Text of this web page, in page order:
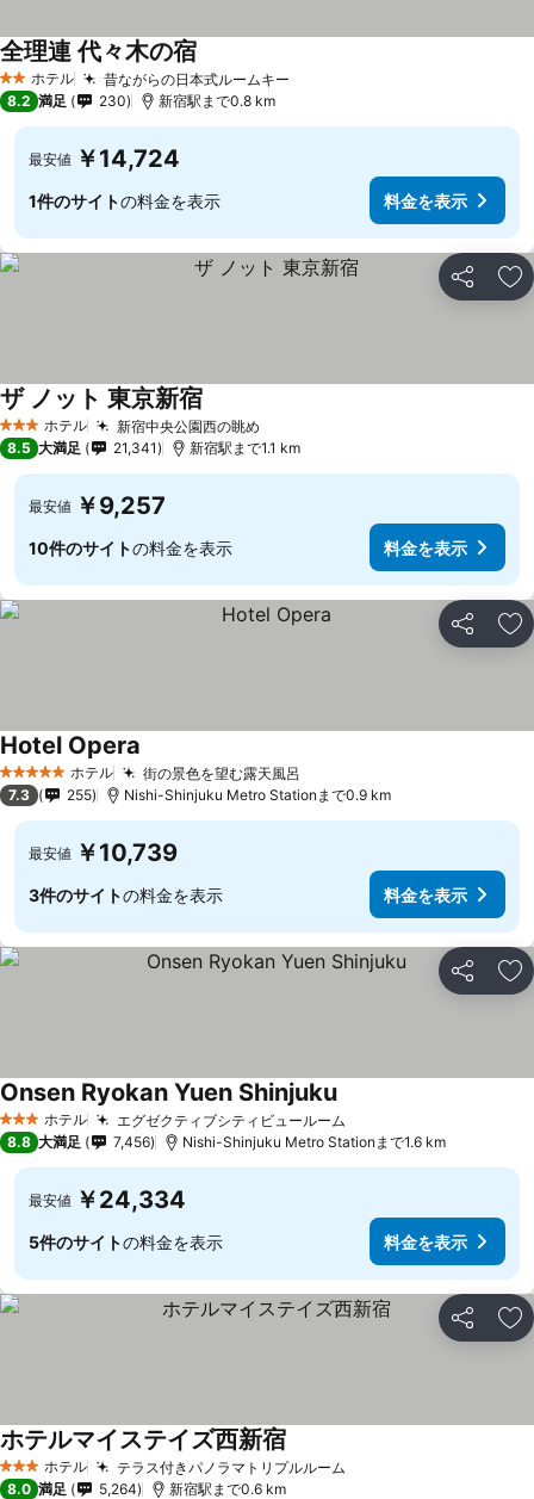
2 ホテルのランク
ホテル 昔ながらの日本式ルームキー
全理連 代々木の宿
8.2 満足 230 新宿駅まで0.8 km
最安値 ￥14,724
1件のサイトの料金を表示 料金を表示
シェア お
3 ホテルのランク
ホテル 新宿中央公園西の眺め
ザ ノット 東京新宿
8.5 大満足 21,341 新宿駅まで1.1 km
最安値 ￥9,257
10件のサイトの料金を表示 料金を表示
シェア お
5 ホテルのランク
ホテル 街の景色を望む露天風呂
Hotel Opera
7.3 255 Nishi-Shinjuku Metro Stationまで0.9 km
最安値 ￥10,739
3件のサイトの料金を表示 料金を表示
シェア お
3 ホテルのランク
ホテル エグゼクティブシティビュールーム
Onsen Ryokan Yuen Shinjuku料金を表示
8.8 大満足 7,456 Nishi-Shinjuku Metro Stationまで1.6 km
最安値 ￥24,334
5件のサイトの料金を表示 料金を表示
シェア お
3 ホテルのランク
ホテル テラス付きパノラマトリプルルーム
ホテルマイステイズ西新宿
8.0 満足 5,264 新宿駅まで0.6 km